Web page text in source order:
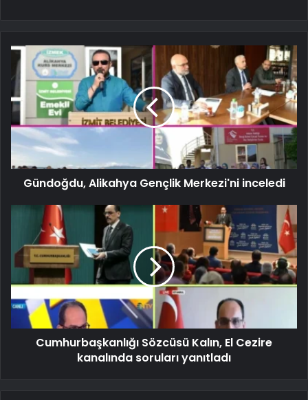
Gündoğdu, Alikahya Gençlik Merkezi'ni inceledi
Cumhurbaşkanlığı Sözcüsü Kalın, El Cezire
kanalında soruları yanıtladı